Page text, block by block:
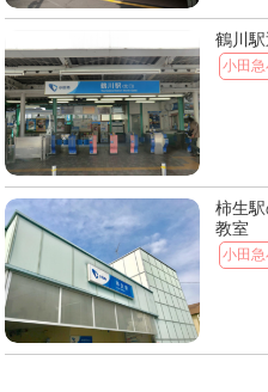
鶴川
小田
柿生
教室
小田